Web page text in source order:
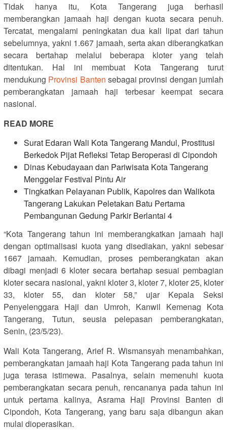
Tidak hanya itu, Kota Tangerang juga berhasil
memberangkan jamaah haji dengan kuota secara penuh.
Tercatat, mengalami peningkatan dua kali lipat dari tahun
sebelumnya, yakni 1.667 jamaah, serta akan diberangkatkan
secara bertahap melalui beberapa kloter yang telah
ditentukan. Hal ini membuat Kota Tangerang turut
mendukung Provinsi Banten sebagai provinsi dengan jumlah
pemberangkatan jamaah haji terbesar keempat secara
nasional.
READ MORE
Surat Edaran Wali Kota Tangerang Mandul, Prostitusi
Berkedok Pijat Refleksi Tetap Beroperasi di Cipondoh
Dinas Kebudayaan dan Pariwisata Kota Tangerang
Menggelar Festival Pintu Air
Tingkatkan Pelayanan Publik, Kapolres dan Walikota
Tangerang Lakukan Peletakan Batu Pertama
Pembangunan Gedung Parkir Berlantai 4
“Kota Tangerang tahun ini memberangkatkan jamaah haji
dengan optimalisasi kuota yang disediakan, yakni sebesar
1667 jamaah. Kemudian, proses pemberangkatan akan
dibagi menjadi 6 kloter secara bertahap sesuai pembagian
kloter secara nasional, yakni kloter 3, kloter 7, kloter 25, kloter
33, kloter 55, dan kloter 58,” ujar Kepala Seksi
Penyelenggara Haji dan Umroh, Kanwil Kemenag Kota
Tangerang, Tutun, seusia pelepasan pemberangkatan,
Senin, (23/5/23).
Wali Kota Tangerang, Arief R. Wismansyah menambahkan,
pemberangkatan jamaah haji Kota Tangerang pada tahun ini
juga terasa istimewa. Pasalnya, selain memenuhi kuota
pemberangkatan secara penuh, rencananya pada tahun ini
untuk pertama kalinya, Asrama Haji Provinsi Banten di
Cipondoh, Kota Tangerang, yang baru saja dibangun akan
mulai dioperasikan.